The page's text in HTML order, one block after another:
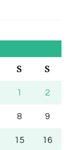
S S
1 2
8 9
15 16